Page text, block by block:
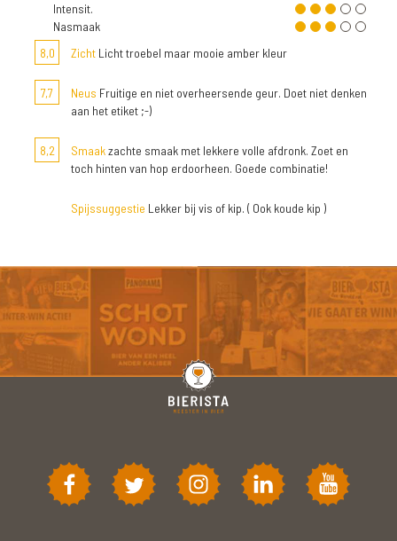
Intensit.
Nasmaak
8,0
Zicht Licht troebel maar mooie amber kleur
7,7 Neus Fruitige en niet overheersende geur. Doet niet denken
aan het etiket ;-)
8,2 Smaakzachte smaak met lekkere volle afdronk. Zoet en
toch hinten van hop erdoorheen. Goede combinatie!
Spijssuggestie Lekker bij vis of kip. ( Ook koude kip )